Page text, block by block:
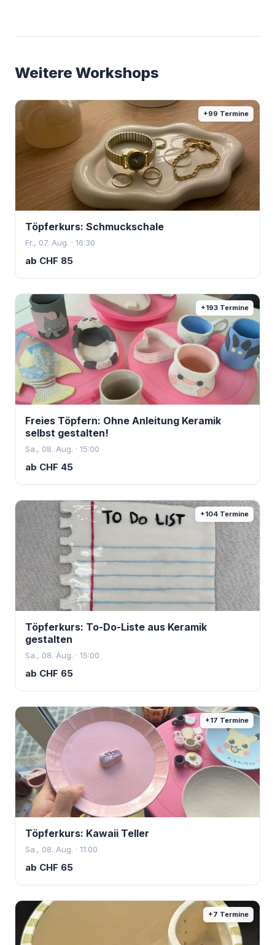
Weitere Workshops
+99 Termine
Töpferkurs: Schmuckschale
Fr., 07. Aug. · 16:30
ab CHF 85
+193 Termine
Freies Töpfern: Ohne Anleitung Keramik
selbst gestalten!
Sa., 08. Aug. · 15:00
ab CHF 45
+104 Termine
Töpferkurs: To-Do-Liste aus Keramik
gestalten
Sa., 08. Aug. · 15:00
ab CHF 65
+17 Termine
Töpferkurs: Kawaii Teller
Sa., 08. Aug. · 11:00
ab CHF 65
+7 Termine